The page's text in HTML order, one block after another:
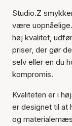
Studio.Z
være
høj kvalitet,
priser, der gør
selv eller en du
kompromis.
Kvaliteten er i
er designet til at
og